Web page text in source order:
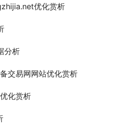
优化赏析
分析
交易网网站优化赏析
化赏析